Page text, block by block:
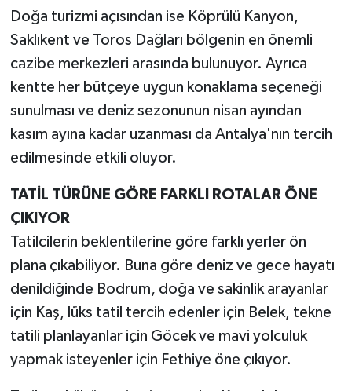
Doğa turizmi açısından ise Köprülü Kanyon,
Saklıkent ve Toros Dağları bölgenin en önemli
cazibe merkezleri arasında bulunuyor. Ayrıca
kentte her bütçeye uygun konaklama seçeneği
sunulması ve deniz sezonunun nisan ayından
kasım ayına kadar uzanması da Antalya'nın tercih
edilmesinde etkili oluyor.
TATİL TÜRÜNE GÖRE FARKLI ROTALAR ÖNE
ÇIKIYOR
Tatilcilerin beklentilerine göre farklı yerler ön
plana çıkabiliyor. Buna göre deniz ve gece hayatı
denildiğinde Bodrum, doğa ve sakinlik arayanlar
için Kaş, lüks tatil tercih edenler için Belek, tekne
tatili planlayanlar için Göcek ve mavi yolculuk
yapmak isteyenler için Fethiye öne çıkıyor.